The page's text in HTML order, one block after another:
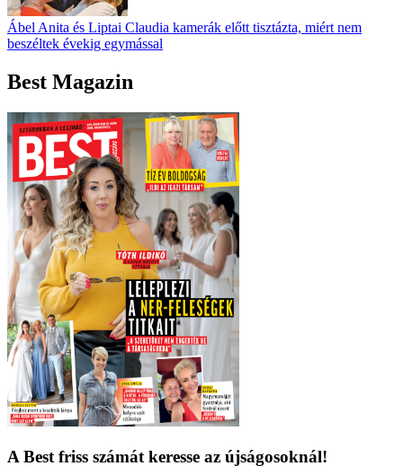
Ábel Anita és Liptai Claudia kamerák előtt tisztázta, miért nem
beszéltek évekig egymással
Best Magazin
A Best friss számát keresse az újságosoknál!